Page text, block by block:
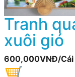
Tranh
xuôi gió
600,000VNĐ/Cái